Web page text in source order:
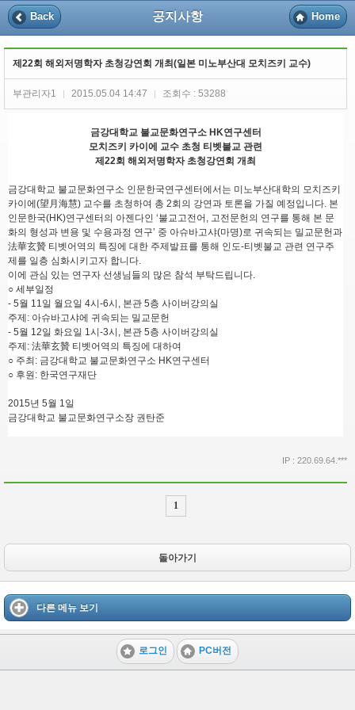
Back 공지사항 Home
제22회 해외저명학자 초청강연회 개최(일본 미노부산대 모치즈키 교수)
부관리자1 2015.05.04 14:47 조회수 : 53288
금강대학교 불교문화연구소 HK연구센터
모치즈키 카이에 교수 초청 티벳불교 관련
제22회 해외저명학자 초청강연회 개최
금강대학교 불교문화연구소 인문한국연구센터에서는 미노부산대학의 모치즈키
카이에(望月海慧) 교수를 초청하여 총 2회의 강연과 토론을 가질 예정입니다. 본
인문한국(HK)연구센터의 아젠다인 ‘불교고전어, 고전문헌의 연구를 통해 본 문
화의 형성과 변용 및 수용과정 연구’ 중 아슈바고샤(마명)로 귀속되는 밀교문헌과
法華玄贊 티벳어역의 특징에 대한 주제발표를 통해 인도-티벳불교 관련 연구주
제를 일층 심화시키고자 합니다.
이에 관심 있는 연구자 선생님들의 많은 참석 부탁드립니다.
○ 세부일정
- 5월 11일 월요일 4시-6시, 본관 5층 사이버강의실
주제: 아슈바고샤에 귀속되는 밀교문헌
- 5월 12일 화요일 1시-3시, 본관 5층 사이버강의실
주제: 法華玄贊 티벳어역의 특징에 대하여
○ 주최: 금강대학교 불교문화연구소 HK연구센터
○ 후원: 한국연구재단
2015년 5월 1일
금강대학교 불교문화연구소장 권탄준
IP : 220.69.64.***
1
돌아가기
다른 메뉴 보기
로그인 PC버전